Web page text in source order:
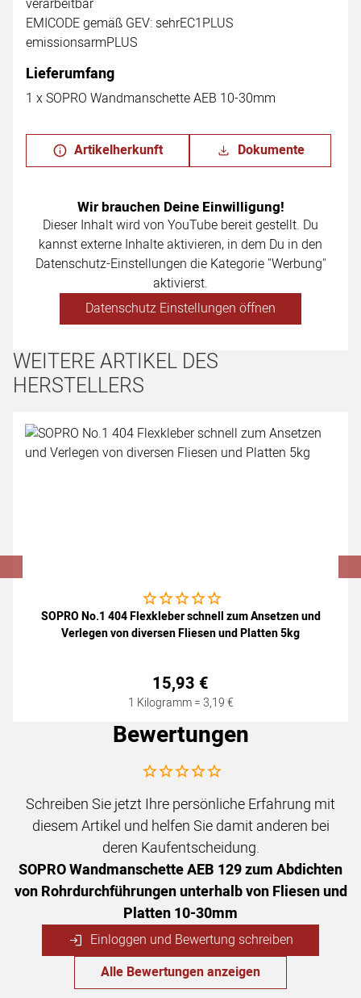
verarbeitbar
EMICODE gemäß GEV: sehrEC1PLUS
emissionsarmPLUS
Lieferumfang
1 x SOPRO Wandmanschette AEB 10-30mm
Artikelherkunft Dokumente
Wir brauchen Deine Einwilligung!
Dieser Inhalt wird von YouTube bereit gestellt. Du
kannst externe Inhalte aktivieren, in dem Du in den
Datenschutz-Einstellungen die Kategorie "Werbung"
aktivierst.
Datenschutz Einstellungen öffnen
WEITERE ARTIKEL DES
HERSTELLERS
Artikel überspringen
Noch keine Bewertungen abgegeben
SOPRO No.1 404 Flexkleber schnell zum Ansetzen und
Verlegen von diversen Fliesen und Platten 5kg
15,93 €
1 Kilogramm =3,19€
Bewertungen
Noch keine Bewertungen abgegeben
Schreiben Sie jetzt Ihre persönliche Erfahrung mit
diesem Artikel und helfen Sie damit anderen bei
deren Kaufentscheidung.
SOPRO Wandmanschette AEB 129 zum Abdichten
von Rohrdurchführungen unterhalb von Fliesen und
Platten 10-30mm
Einloggen und Bewertung schreiben
Alle Bewertungen anzeigen